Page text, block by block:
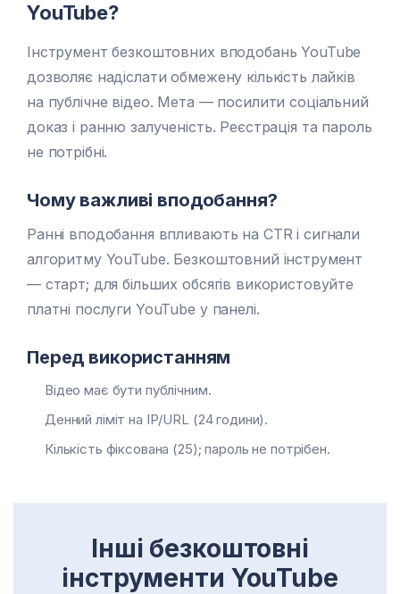
YouTube?
Інструмент безкоштовних вподобань YouTube
дозволяє надіслати обмежену кількість лайків
на публічне відео. Мета — посилити соціальний
доказ і ранню залученість. Реєстрація та пароль
не потрібні.
Чому важливі вподобання?
Ранні вподобання впливають на CTR і сигнали
алгоритму YouTube. Безкоштовний інструмент
— старт; для більших обсягів використовуйте
платні послуги YouTube у панелі.
Перед використанням
Відео має бути публічним.
Денний ліміт на IP/URL (24 години).
Кількість фіксована (25); пароль не потрібен.
Інші безкоштовні
інструменти YouTube